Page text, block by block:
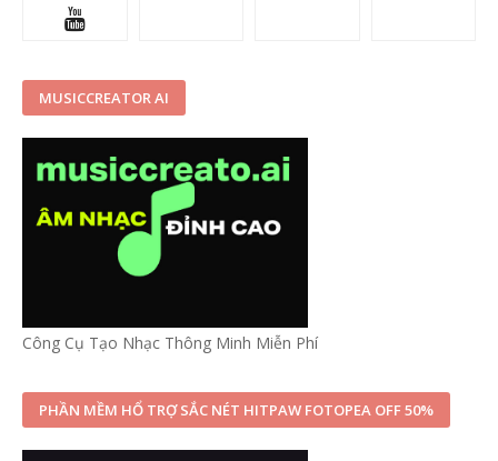
MUSICCREATOR AI
Công Cụ Tạo Nhạc Thông Minh Miễn Phí
PHẦN MỀM HỔ TRỢ SẮC NÉT HITPAW FOTOPEA OFF 50%